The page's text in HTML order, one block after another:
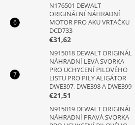
N176501 DEWALT
ORIGINÁLNÍ NÁHRADNÍ
MOTOR PRO AKU VRTAČKU
DCD733
€31,62
N915018 DEWALT ORIGINÁL
NÁHRADNÍ LEVÁ SVORKA
PRO UCHYCENÍ PILOVÉHO
LISTU PRO PILY ALIGÁTOR
DWE397, DWE398 A DWE399
€21,51
N915019 DEWALT ORIGINÁL
NÁHRADNÍ PRAVÁ SVORKA